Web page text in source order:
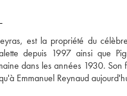
est la propriété du
depuis 1997 ainsi que
dans les années 1930.
Emmanuel Reynaud